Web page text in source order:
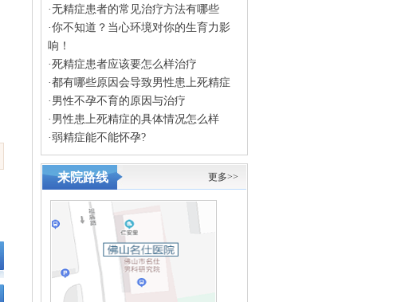
·无精症患者的常见治疗方法有哪些
·你不知道？当心环境对你的生育力影
响！
·死精症患者应该要怎么样治疗
·都有哪些原因会导致男性患上死精症
· 男性不孕不育的原因与治疗
· 男性患上死精症的具体情况怎么样
·弱精症能不能怀孕?
来院路线 更多>>